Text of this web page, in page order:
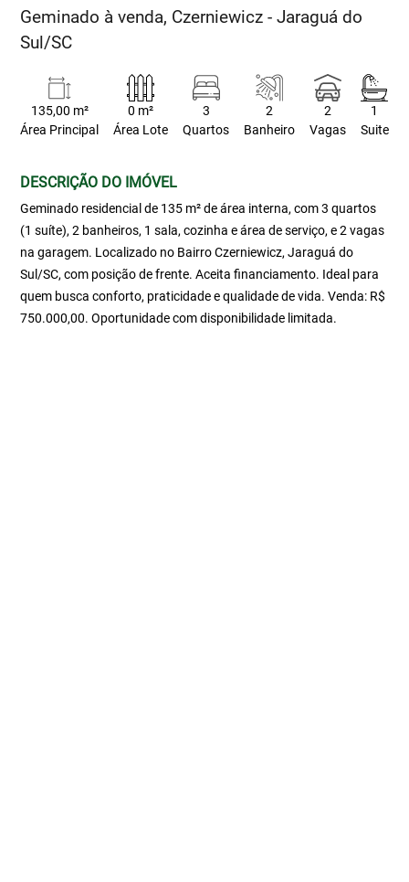
Geminado à venda, Czerniewicz - Jaraguá do
Sul/SC
135,00 m²
Área Principal
0 m²
Área Lote
3
Quartos
2
Banheiro
2
Vagas
1
Suite
DESCRIÇÃO DO IMÓVEL
Geminado residencial de 135 m² de área interna, com 3 quartos
(1 suíte), 2 banheiros, 1 sala, cozinha e área de serviço, e 2 vagas
na garagem. Localizado no Bairro Czerniewicz, Jaraguá do
Sul/SC, com posição de frente. Aceita financiamento. Ideal para
quem busca conforto, praticidade e qualidade de vida. Venda: R$
750.000,00. Oportunidade com disponibilidade limitada.